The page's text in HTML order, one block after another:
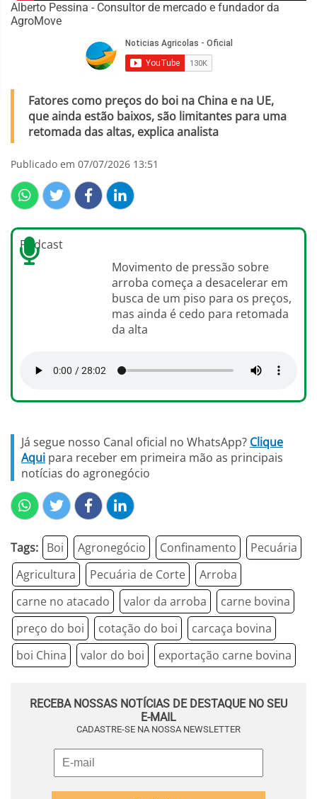
Alberto Pessina - Consultor de mercado e fundador da
AgroMove
Fatores como preços do boi na China e na UE,
que ainda estão baixos, são limitantes para uma
retomada das altas, explica analista
Publicado em 07/07/2026 13:51
Podcast
Movimento de pressão sobre
arroba começa a desacelerar em
busca de um piso para os preços,
mas ainda é cedo para retomada
da alta
Já segue nosso Canal oficial no WhatsApp? Clique
Aqui para receber em primeira mão as principais
notícias do agronegócio
Tags: Boi Agronegócio Confinamento
Pecuária
Agricultura
Pecuária de Corte
Arroba
carne no atacado
valor da arroba
carne bovina
preço do boi
cotação do boi
carcaça bovina
boi China
valor do boi exportação carne bovina
RECEBA NOSSAS NOTÍCIAS DE DESTAQUE NO SEU
E-MAIL
CADASTRE-SE NA NOSSA NEWSLETTER